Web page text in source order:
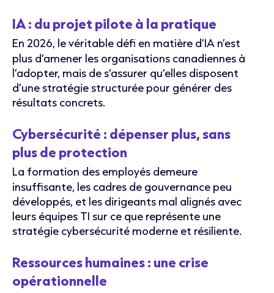
IA : du projet pilote à la pratique
En 2026, le véritable défi en matière d’IA n’est
plus d’amener les organisations canadiennes à
l’adopter, mais de s’assurer qu’elles disposent
d’une stratégie structurée pour générer des
résultats concrets.
Cybersécurité : dépenser plus, sans
plus de protection
La formation des employés demeure
insuffisante, les cadres de gouvernance peu
développés, et les dirigeants mal alignés avec
leurs équipes TI sur ce que représente une
stratégie cybersécurité moderne et résiliente.
Ressources humaines : une crise
opérationnelle